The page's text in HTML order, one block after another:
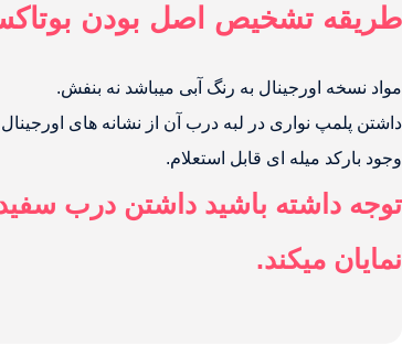
طریقه تشخیص اصل بودن
مواد نسخه اورجینال به رنگ آبی میباشد نه بنفش.
داشتن پلمپ نواری در لبه درب آن از نشانه های
وجود بارکد میله ای قابل استعلام.
توجه داشته باشید داشتن درب
نمایان میکند.